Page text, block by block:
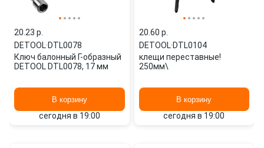
20.23 p.
DETOOL·DTL0078
Ключ балонный Г-образный
DETOOL DTL0078, 17 мм
В корзину
сегодня в 19:00
20.60 p.
DETOOL·DTL0104
клещи переставные!
250мм\
В корзину
сегодня в 19:00